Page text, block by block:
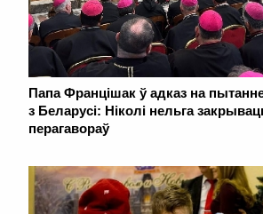
Папа Францішак ў адказ на
з Беларусі: Ніколі нельга
перагавораў